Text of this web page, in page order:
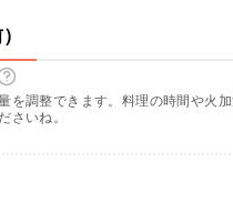
）
を調整できます。料理の時間や火
さいね。